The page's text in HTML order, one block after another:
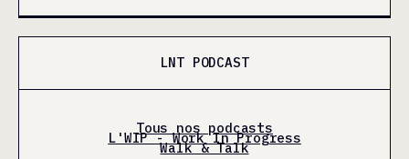
LNT PODCAST
Tous nos podcasts
L'WIP - Work In Progress
Walk & Talk